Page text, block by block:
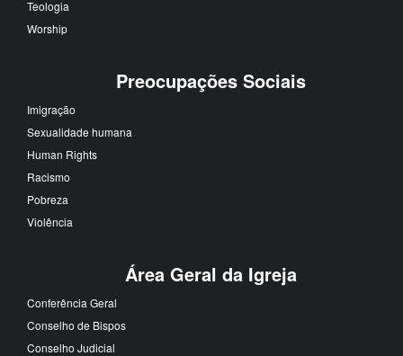
Teologia
Worship
Preocupações Sociais
Imigração
Sexualidade humana
Human Rights
Racismo
Pobreza
Violência
Área Geral da Igreja
Conferência Geral
Conselho de Bispos
Conselho Judicial